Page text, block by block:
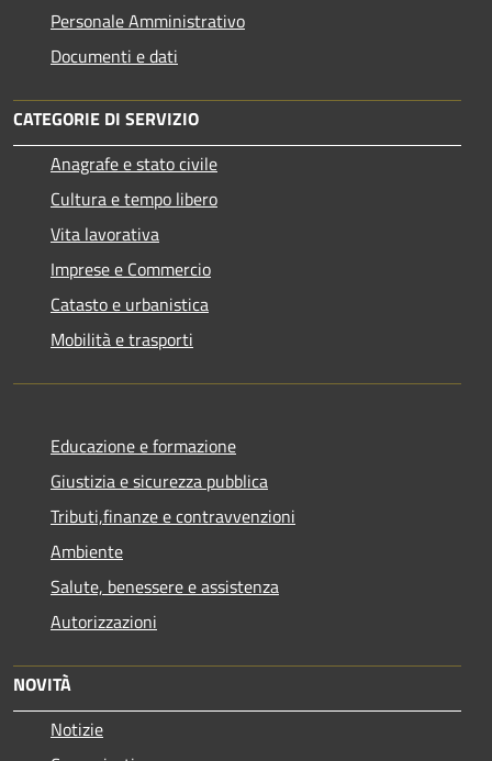
Personale Amministrativo
Documenti e dati
CATEGORIE DI SERVIZIO
Anagrafe e stato civile
Cultura e tempo libero
Vita lavorativa
Imprese e Commercio
Catasto e urbanistica
Mobilità e trasporti
Educazione e formazione
Giustizia e sicurezza pubblica
Tributi,finanze e contravvenzioni
Ambiente
Salute, benessere e assistenza
Autorizzazioni
NOVITÀ
Notizie